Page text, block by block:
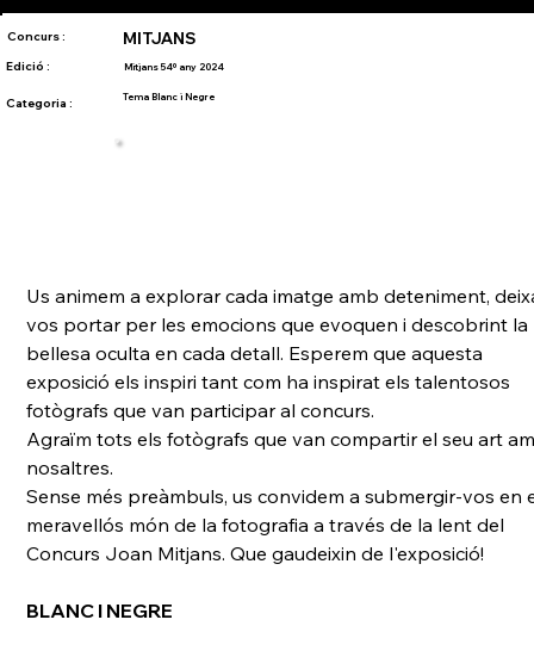
Concurs : MITJANS
Edició : Mitjans 54º any 2024
Categoria : Tema Blanc i Negre
Us animem a explorar cada imatge amb deteniment,
vos portar per les emocions que evoquen i descobrint la
bellesa oculta en cada detall. Esperem que aquesta
exposició els inspiri tant com ha inspirat els talentosos
fotògrafs que van participar al concurs.
Agraïm tots els fotògrafs que van compartir el seu art
nosaltres.
Sense més preàmbuls, us convidem a submergir-vos en
meravellós món de la fotografia a través de la lent del
Concurs Joan Mitjans. Que gaudeixin de l'exposició!
BLANC I NEGRE